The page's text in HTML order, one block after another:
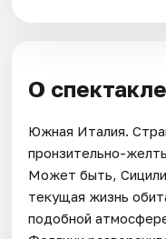
О спектакле
Южная Италия.
пронзительно-
Может быть,
текущая жизнь
подобной